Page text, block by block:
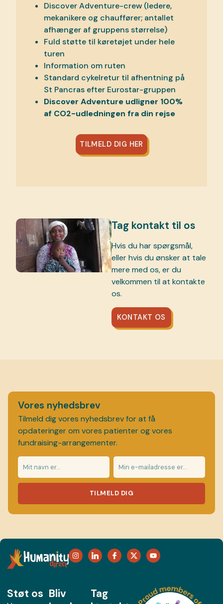
Discover Adventure-crew (ledere,
mekanikere og chauffører; antallet
afhænger af gruppens størrelse)
Fuld støtte til køretøjet under hele
turen
Information om ruten
Standard cykelretur til afhentning på
St Pancras efter Eurostar-gruppen
Discover Adventure udligner 100%
af CO2-udledningen fra din rejse
TILMELD DIG HER
Tag kontakt til os
Hvis du har spørgsmål,
eller hvis du ønsker at tale
mere med os, er du
velkommen til at kontakte
os.
KONTAKT OS
Vores nyhedsbrev
Tilmeld dig vores nyhedsbrev for at få
opdateringer om vores patienter og vores
fundraising-arrangementer.
TILMELD DIG
Støt os Bliv
Tag